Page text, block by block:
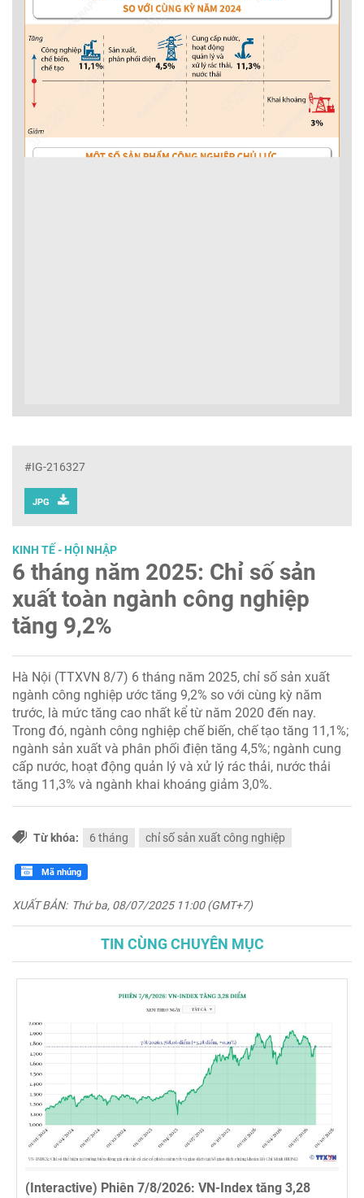
#IG-216327
JPG
KINH TẾ - HỘI NHẬP
6 tháng năm 2025: Chỉ số sản
xuất toàn ngành công nghiệp
tăng 9,2%
Hà Nội (TTXVN 8/7) 6 tháng năm 2025, chỉ số sản xuất
ngành công nghiệp ước tăng 9,2% so với cùng kỳ năm
trước, là mức tăng cao nhất kể từ năm 2020 đến nay.
Trong đó, ngành công nghiệp chế biến, chế tạo tăng 11,1%;
ngành sản xuất và phân phối điện tăng 4,5%; ngành cung
cấp nước, hoạt động quản lý và xử lý rác thải, nước thải
tăng 11,3% và ngành khai khoáng giảm 3,0%.
Từ khóa: 6 tháng chỉ số sản xuất công nghiệp
Mã nhúng
XUẤT BẢN: Thứ ba, 08/07/2025 11:00 (GMT+7)
TIN CÙNG CHUYÊN MỤC
(Interactive) Phiên 7/8/2026: VN-Index tăng 3,28